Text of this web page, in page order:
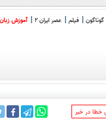
گوناگون فیلم عصر ایران 2 آموزش زبان
خطا در خبر